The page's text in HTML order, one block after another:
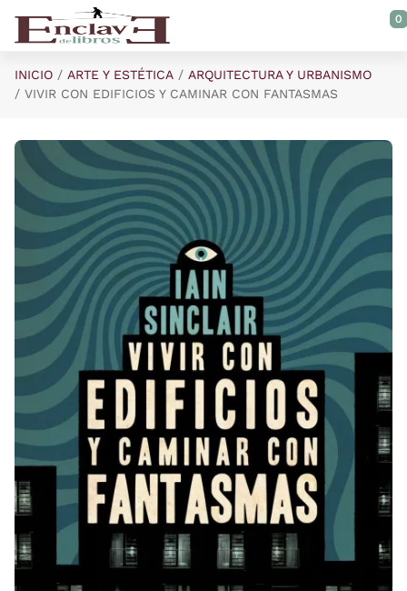
Saltar al contenido principal
0
INICIO ARTE Y ESTÉTICA
ARQUITECTURA Y URBANISMO
VIVIR CON EDIFICIOS Y CAMINAR CON FANTASMAS